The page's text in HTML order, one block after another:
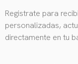
Registrate para
personalizadas,
directamente en tu